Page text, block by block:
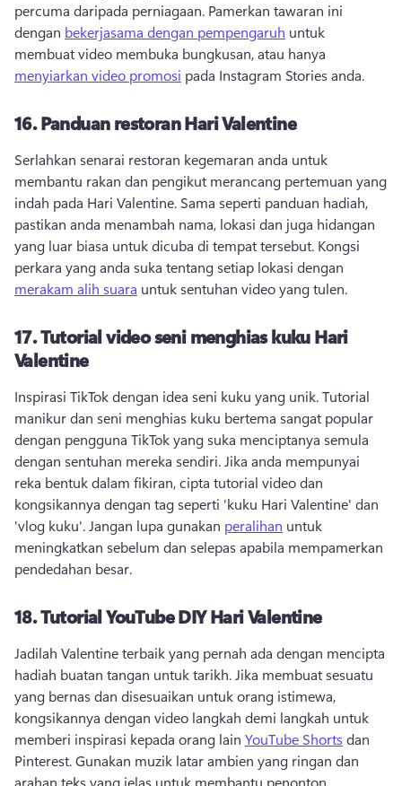
percuma daripada perniagaan. Pamerkan tawaran ini
dengan bekerjasama dengan pempengaruh untuk
membuat video membuka bungkusan, atau hanya
menyiarkan video promosi pada Instagram Stories anda.
16.Panduan restoran Hari Valentine
Serlahkan senarai restoran kegemaran anda untuk
membantu rakan dan pengikut merancang pertemuan yang
indah pada Hari Valentine. Sama seperti panduan hadiah,
pastikan anda menambah nama, lokasi dan juga hidangan
yang luar biasa untuk dicuba di tempat tersebut. Kongsi
perkara yang anda suka tentang setiap lokasi dengan
merakam alih suara untuk sentuhan video yang tulen.
17.Tutorial video seni menghias kuku Hari
Valentine
Inspirasi TikTok dengan idea seni kuku yang unik. Tutorial
manikur dan seni menghias kuku bertema sangat popular
dengan pengguna TikTok yang suka menciptanya semula
dengan sentuhan mereka sendiri. Jika anda mempunyai
reka bentuk dalam fikiran, cipta tutorial video dan
kongsikannya dengan tag seperti 'kuku Hari Valentine' dan
'vlog kuku'. Jangan lupa gunakan peralihan untuk
meningkatkan sebelum dan selepas apabila mempamerkan
pendedahan besar.
18.Tutorial YouTube DIY Hari Valentine
Jadilah Valentine terbaik yang pernah ada dengan mencipta
hadiah buatan tangan untuk tarikh. Jika membuat sesuatu
yang bernas dan disesuaikan untuk orang istimewa,
kongsikannya dengan video langkah demi langkah untuk
memberi inspirasi kepada orang lain YouTube Shorts dan
Pinterest. Gunakan muzik latar ambien yang ringan dan
arahan teks yang jelas untuk membantu penonton